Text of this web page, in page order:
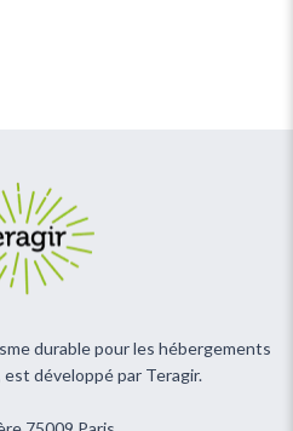
durable pour les hébergements
développé par Teragir.